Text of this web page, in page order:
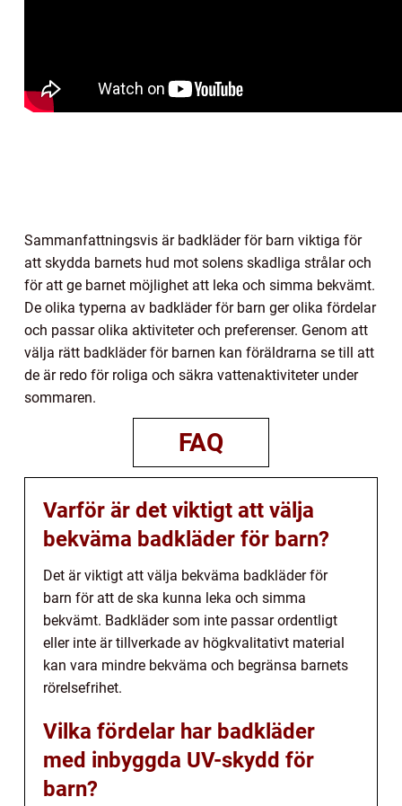
Sammanfattningsvis är badkläder för barn viktiga för
att skydda barnets hud mot solens skadliga strålar och
för att ge barnet möjlighet att leka och simma bekvämt.
De olika typerna av badkläder för barn ger olika fördelar
och passar olika aktiviteter och preferenser. Genom att
välja rätt badkläder för barnen kan föräldrarna se till att
de är redo för roliga och säkra vattenaktiviteter under
sommaren.
FAQ
Varför är det viktigt att välja
bekväma badkläder för barn?
Det är viktigt att välja bekväma badkläder för
barn för att de ska kunna leka och simma
bekvämt. Badkläder som inte passar ordentligt
eller inte är tillverkade av högkvalitativt material
kan vara mindre bekväma och begränsa barnets
rörelsefrihet.
Vilka fördelar har badkläder
med inbyggda UV-skydd för
barn?